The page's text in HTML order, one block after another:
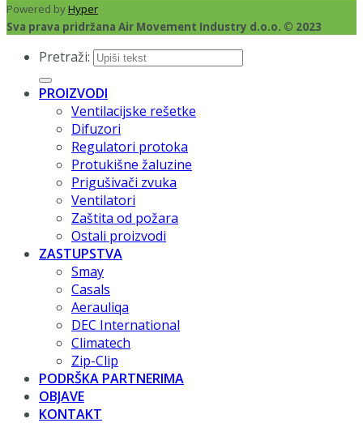
Powered byHyper
Sva prava pridržana Air Movement Industry d.o.o. © 2023
Pretraži:
PROIZVODI
Ventilacijske rešetke
Difuzori
Regulatori protoka
Protukišne žaluzine
Prigušivači zvuka
Ventilatori
Zaštita od požara
Ostali proizvodi
ZASTUPSTVA
Smay
Casals
Aerauliqa
DEC International
Climatech
Zip-Clip
PODRŠKA PARTNERIMA
OBJAVE
KONTAKT